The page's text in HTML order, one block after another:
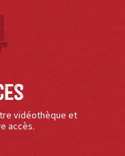
vidéothèque et
accès.